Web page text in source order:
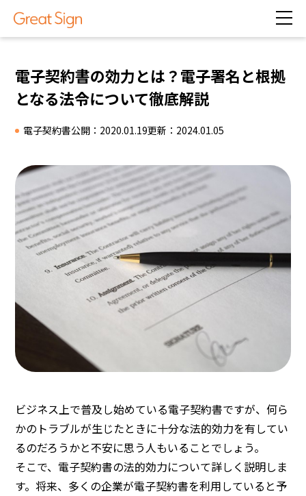
電子契約書の効力とは？電子署名と根拠
となる法令について徹底解説
電子契約書公開：2020.01.19更新：2024.01.05
ビジネス上で普及し始めている電子契約書ですが、何ら
かのトラブルが生じたときに十分な法的効力を有してい
るのだろうかと不安に思う人もいることでしょう。
そこで、電子契約書の法的効力について詳しく説明しま
す。将来、多くの企業が電子契約書を利用していると予